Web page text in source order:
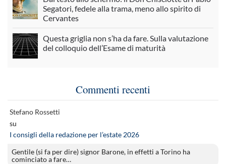
Segatori, fedele alla trama, meno allo spirito di
Cervantes
Questa griglia non s’ha da fare. Sulla valutazione
del colloquio dell’Esame di maturità
Commenti recenti
Stefano Rossetti
su
I consigli della redazione per l’estate 2026
Gentile (si fa per dire) signor Barone, in effetti a Torino ha
cominciato a fare…